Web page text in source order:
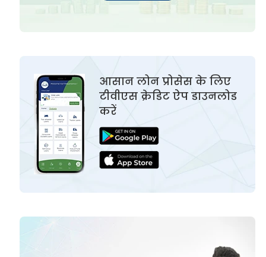
आसान लोन प्रोसेस के लिए
टीवीएस क्रेडिट ऐप डाउनलोड
करें